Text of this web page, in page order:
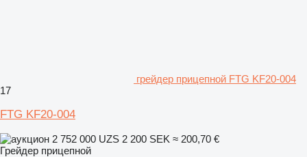
грейдер прицепной FTG KF20-004
17
FTG KF20-004
2 752 000 UZS 2 200 SEK ≈ 200,70 €
Грейдер прицепной